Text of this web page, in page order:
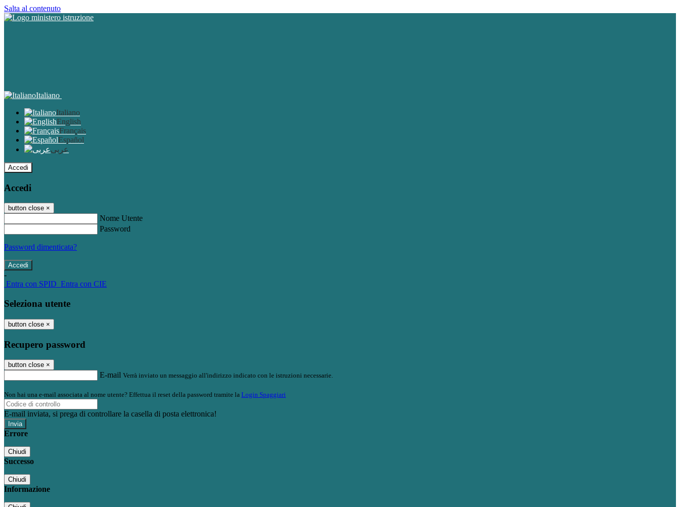
Salta al contenuto
Italiano
Italiano
English
Français
Español
عربى
Accedi
Accedi
button close ×
Nome Utente
Password
Password dimenticata?
-
Entra con SPID Entra con CIE
Seleziona utente
button close ×
Recupero password
button close ×
E-mail Verrà inviato un messaggio all'indirizzo indicato con le istruzioni necessarie.
Non hai una e-mail associata al nome utente? Effettua il reset della password tramite la Login Spaggiari
E-mail inviata, si prega di controllare la casella di posta elettronica!
Errore
Chiudi
Successo
Chiudi
Informazione